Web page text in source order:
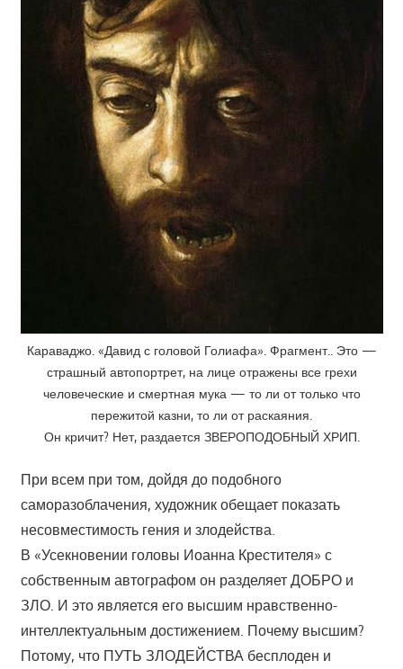
Караваджо. «Давид с головой Голиафа». Фрагмент.. Это —
страшный автопортрет, на лице отражены все грехи
человеческие и смертная мука — то ли от только что
пережитой казни, то ли от раскаяния.
Он кричит? Нет, раздается ЗВЕРОПОДОБНЫЙ ХРИП.
При всем при том, дойдя до подобного
саморазоблачения, художник обещает показать
несовместимость гения и злодейства.
В «Усекновении головы Иоанна Крестителя» с
собственным автографом он разделяет ДОБРО и
ЗЛО. И это является его высшим нравственно-
интеллектуальным достижением. Почему высшим?
Потому, что ПУТЬ ЗЛОДЕЙСТВА бесплоден и